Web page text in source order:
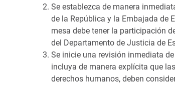
Se establezca de manera
de la República y la Embajada de
mesa debe tener la participación
del Departamento de Justicia de
Se inicie una revisión inmediata
incluya de manera explícita que
derechos humanos, deben